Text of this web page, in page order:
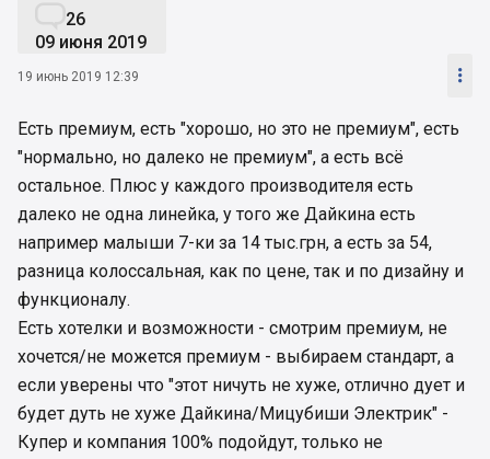
26
09 июня 2019
19 июнь 2019 12:39 
Есть премиум, есть "хорошо, но это не премиум", есть
"нормально, но далеко не премиум", а есть всё
остальное. Плюс у каждого производителя есть
далеко не одна линейка, у того же Дайкина есть
например малыши 7-ки за 14 тыс.грн, а есть за 54,
разница колоссальная, как по цене, так и по дизайну и
функционалу.
Есть хотелки и возможности - смотрим премиум, не
хочется/не можется премиум - выбираем стандарт, а
если уверены что "этот ничуть не хуже, отлично дует и
будет дуть не хуже Дайкина/Мицубиши Электрик" -
Купер и компания 100% подойдут, только не